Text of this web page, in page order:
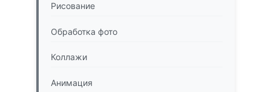
Рисование
Обработка фото
Коллажи
Анимация